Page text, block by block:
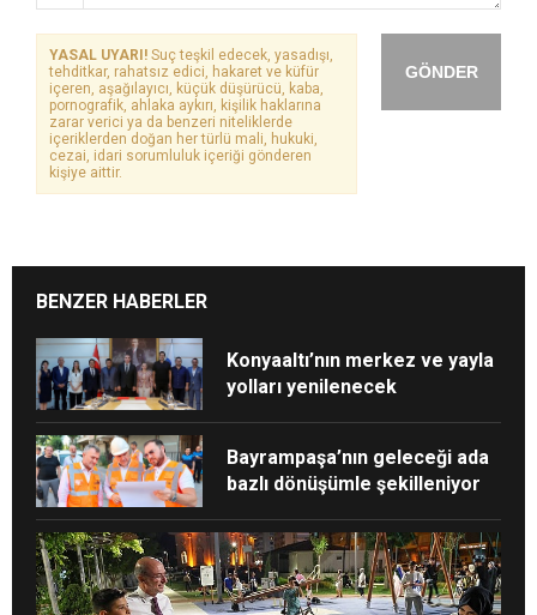
GÖNDER
YASAL UYARI! Suç teşkil edecek, yasadışı,
tehditkar, rahatsız edici, hakaret ve küfür
içeren, aşağılayıcı, küçük düşürücü, kaba,
pornografik, ahlaka aykırı, kişilik haklarına
zarar verici ya da benzeri niteliklerde
içeriklerden doğan her türlü mali, hukuki,
cezai, idari sorumluluk içeriği gönderen
kişiye aittir.
BENZER HABERLER
Konyaaltı’nın merkez ve yayla
yolları yenilenecek
Bayrampaşa’nın geleceği ada
bazlı dönüşümle şekilleniyor